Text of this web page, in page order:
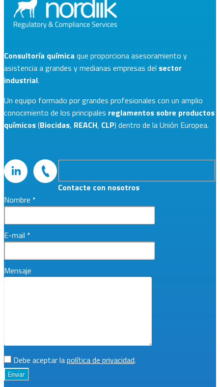
Consultoría química que proporciona asesoramiento y
asistencia a grandes y medianas empresas del sector
industrial.
Un equipo formado por grandes profesionales con un amplio
conocimiento de los principales reglamentos sobre productos
químicos(Biocidas, REACH, CLP) dentro de la Unión Europea.
Contacte con nosotros
Nombre *
E-mail *
Mensaje
Debe aceptar lapolítica de privacidad.